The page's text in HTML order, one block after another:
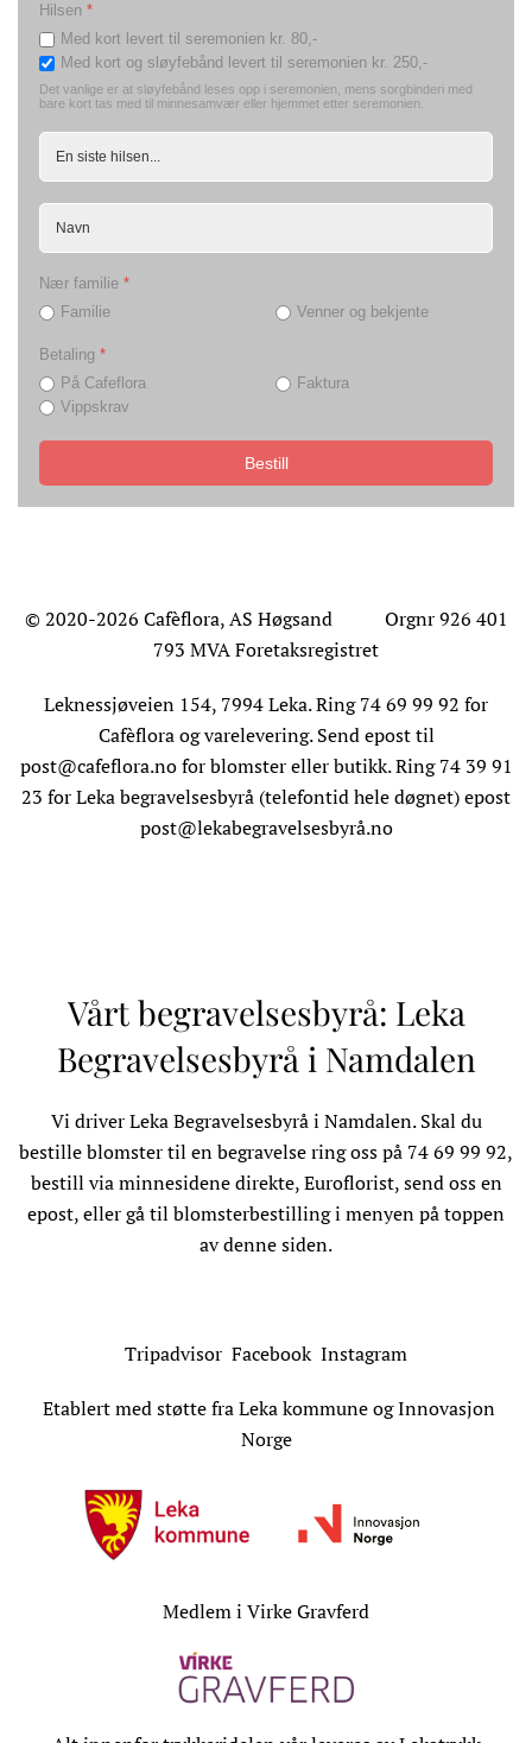
Hilsen *
Med kort levert til seremonien kr. 80,-
Med kort og sløyfebånd levert til seremonien kr. 250,-
Det vanlige er at sløyfebånd leses opp i seremonien, mens sorgbinderi med
bare kort tas med til minnesamvær eller hjemmet etter seremonien.
Nær familie *
Familie
Venner og bekjente
Betaling *
På Cafeflora
Faktura
Vippskrav
Bestill
© 2020-2026 Cafèflora, AS Høgsand Orgnr 926 401
793 MVA Foretaksregistret
Leknessjøveien 154, 7994 Leka. Ring 74 69 99 92 for
Cafèflora og varelevering. Send epost til
post@cafeflora.nofor blomster eller butikk. Ring 74 39 91
23 for Leka begravelsesbyrå (telefontid hele døgnet) epost
post@lekabegravelsesbyrå.no
Vårt begravelsesbyrå: Leka
Begravelsesbyrå i Namdalen
Vi driverLeka Begravelsesbyråi Namdalen. Skal du
bestille blomster til en begravelse ring oss på 74 69 99 92,
bestill via minnesidene direkte, Euroflorist, send oss en
epost, eller gå til blomsterbestilling i menyen på toppen
av denne siden.
Tripadvisor Facebook Instagram
Etablert med støtte fra Leka kommune og Innovasjon
Norge
Medlem i Virke Gravferd